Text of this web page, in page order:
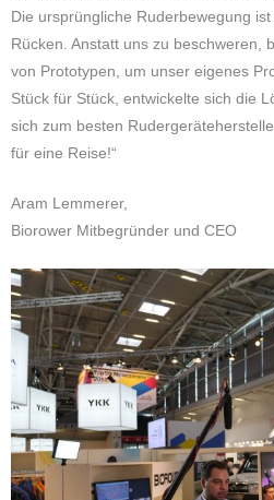
Die ursprüngliche Ruderbewegung
Rücken. Anstatt uns zu beschweren,
von Prototypen, um unser eigenes
Stück für Stück, entwickelte sich die
sich zum besten
für eine Reise!“
Aram Lemmerer,
Biorower Mitbegründer und CEO